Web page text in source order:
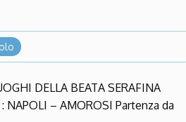
DELLA BEATA SERAFINA
NAPOLI – AMOROSI Partenza da